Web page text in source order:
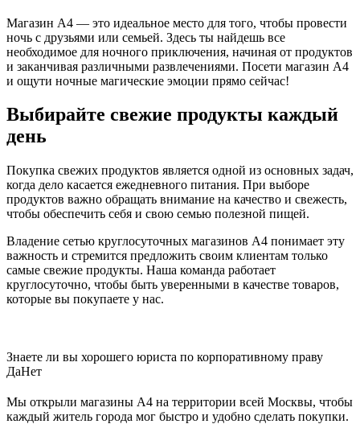
Магазин А4 — это идеальное место для того, чтобы провести
ночь с друзьями или семьей. Здесь ты найдешь все
необходимое для ночного приключения, начиная от продуктов
и заканчивая различными развлечениями. Посети магазин А4
и ощути ночные магические эмоции прямо сейчас!
Выбирайте свежие продукты каждый
день
Покупка свежих продуктов является одной из основных задач,
когда дело касается ежедневного питания. При выборе
продуктов важно обращать внимание на качество и свежесть,
чтобы обеспечить себя и свою семью полезной пищей.
Владение сетью круглосуточных магазинов А4 понимает эту
важность и стремится предложить своим клиентам только
самые свежие продукты. Наша команда работает
круглосуточно, чтобы быть уверенными в качестве товаров,
которые вы покупаете у нас.
Знаете ли вы хорошего юриста по корпоративному праву
ДаНет
Мы открыли магазины А4 на территории всей Москвы, чтобы
каждый житель города мог быстро и удобно сделать покупки.